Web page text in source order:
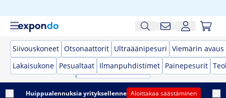
Siivouskoneet Otsonaattorit Ultraäänipesuri Viemärin
Lakaisukone Pesualtaat Ilmanpuhdistimet Painepesurit
Huippualennuksia yrityksellenne Aloittakaa säästäminen